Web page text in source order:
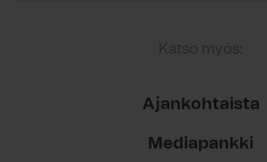
Katso myös:
Ajankohtaista
Mediapankki